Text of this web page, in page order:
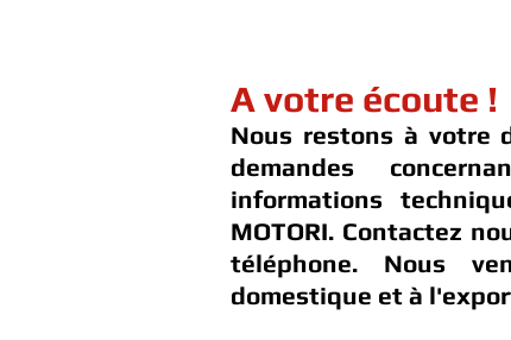
A votre écoute !
Nous restons à votre
demandes
informations
MOTORI. Contactez
téléphone. Nous
domestique et à